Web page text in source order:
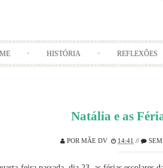
HISTÓRIA REFLEXÕES
Natália e as
POR MÃE DV 14:41 //